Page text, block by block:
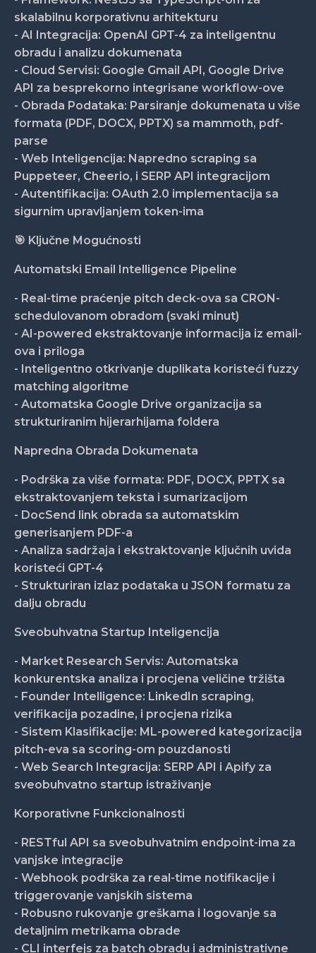
skalabilnu korporativnu arhitekturu
- AI Integracija: OpenAI GPT-4 za inteligentnu
obradu i analizu dokumenata
- Cloud Servisi: Google Gmail API, Google Drive
API za besprekorno integrisane workflow-ove
- Obrada Podataka: Parsiranje dokumenata u više
formata (PDF, DOCX, PPTX) sa mammoth, pdf-
parse
- Web Inteligencija: Napredno scraping sa
Puppeteer, Cheerio, i SERP API integracijom
- Autentifikacija: OAuth 2.0 implementacija sa
sigurnim upravljanjem token-ima
🎯 Ključne Mogućnosti
Automatski Email Intelligence Pipeline
- Real-time praćenje pitch deck-ova sa CRON-
schedulovanom obradom (svaki minut)
- AI-powered ekstraktovanje informacija iz email-
ova i priloga
- Inteligentno otkrivanje duplikata koristeći fuzzy
matching algoritme
- Automatska Google Drive organizacija sa
strukturiranim hijerarhijama foldera
Napredna Obrada Dokumenata
- Podrška za više formata: PDF, DOCX, PPTX sa
ekstraktovanjem teksta i sumarizacijom
- DocSend link obrada sa automatskim
generisanjem PDF-a
- Analiza sadržaja i ekstraktovanje ključnih uvida
koristeći GPT-4
- Strukturiran izlaz podataka u JSON formatu za
dalju obradu
Sveobuhvatna Startup Inteligencija
- Market Research Servis: Automatska
konkurentska analiza i procjena veličine tržišta
- Founder Intelligence: LinkedIn scraping,
verifikacija pozadine, i procjena rizika
- Sistem Klasifikacije: ML-powered kategorizacija
pitch-eva sa scoring-om pouzdanosti
- Web Search Integracija: SERP API i Apify za
sveobuhvatno startup istraživanje
Korporativne Funkcionalnosti
- RESTful API sa sveobuhvatnim endpoint-ima za
vanjske integracije
- Webhook podrška za real-time notifikacije i
triggerovanje vanjskih sistema
- Robusno rukovanje greškama i logovanje sa
detaljnim metrikama obrade
- CLI interfejs za batch obradu i administrativne